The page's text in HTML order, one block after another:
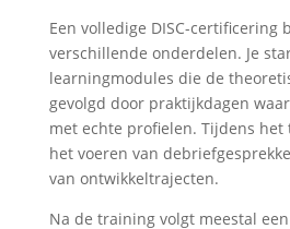
Een volledige DISC-certificering
verschillende onderdelen. Je
learningmodules die de
gevolgd door praktijkdagen
met echte profielen. Tijdens
het voeren van
van ontwikkeltrajecten.
Na de training volgt meestal